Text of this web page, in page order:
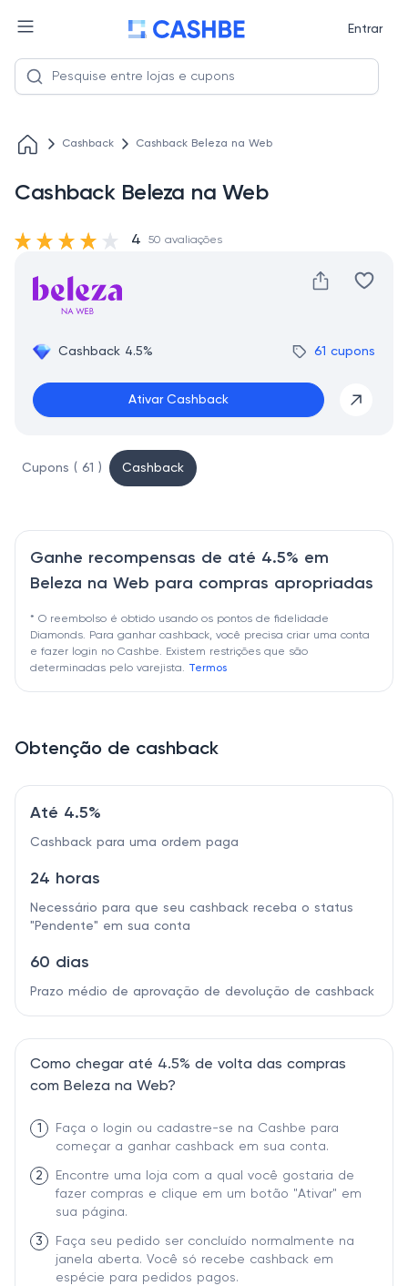
Entrar
Cashback Cashback Beleza na Web
Cashback Beleza na Web
Cashback 4.5% 61 cupons
Ativar Cashback
4 50 avaliações
Cupons ( 61 ) Cashback
Ganhe recompensas de até 4.5% em
Beleza na Web para compras apropriadas
* O reembolso é obtido usando os pontos de fidelidade
Diamonds. Para ganhar cashback, você precisa criar uma conta
e fazer login no Cashbe. Existem restrições que são
determinadas pelo varejista. Termos
Obtenção de cashback
Até 4.5%
Cashback para uma ordem paga
24 horas
Necessário para que seu cashback receba o status
"Pendente" em sua conta
60 dias
Prazo médio de aprovação de devolução de cashback
Como chegar até 4.5% de volta das compras
com Beleza na Web?
1
Faça o login ou cadastre-se na Cashbe para
começar a ganhar cashback em sua conta.
2
Encontre uma loja com a qual você gostaria de
fazer compras e clique em um botão "Ativar" em
sua página.
3
Faça seu pedido ser concluído normalmente na
janela aberta. Você só recebe cashback em
espécie para pedidos pagos.